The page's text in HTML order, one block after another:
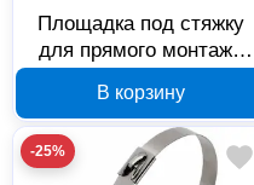
Площадка под стяжку
для прямого монтажа
шт PR13.0342
В корзину
-25%